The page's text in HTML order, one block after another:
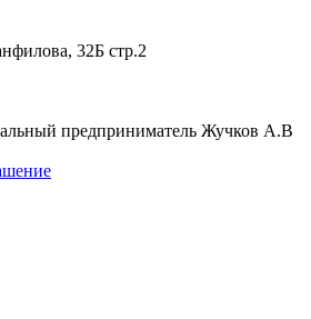
32Б стр.2
предприниматель Жучков А.В